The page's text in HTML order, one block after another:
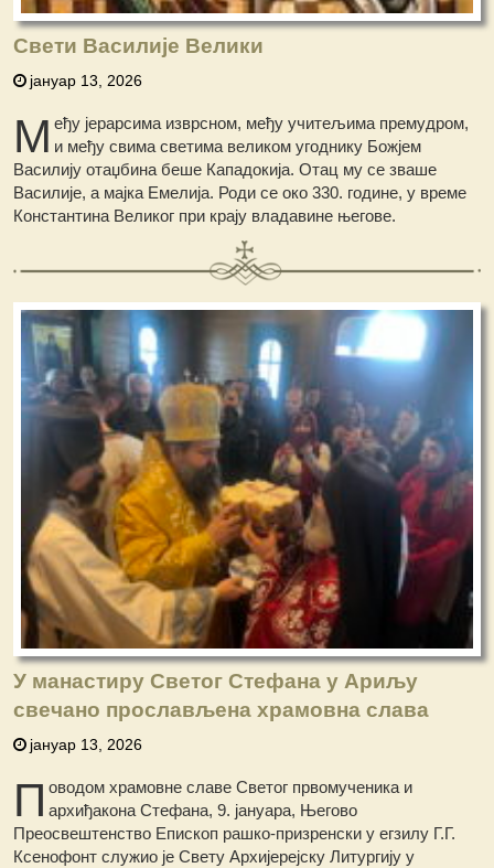
Свети Василије Велики
јануар 13, 2026
М еђу јерарсима изврсном, међу учитељима премудром,
и међу свима светима великом угоднику Божјем
Василију отаџбина беше Кападокија. Отац му сe зваше
Василије, а мајка Емелија. Роди се око 330. године, у време
Константина Великог при крају владавине његове.
У манастиру Светог Стефана у Ариљу
свечано прослављена храмовна слава
јануар 13, 2026
П оводом храмовне славе Светог првомученика и
архиђакона Стефана, 9. јануара, Његово
Преосвештенство Епископ рашко-призренски у егзилу Г.Г.
Ксенофонт служио је Свету Архијерејску Литургију у